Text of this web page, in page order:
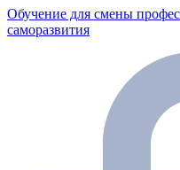
Обучение для смены
саморазвития